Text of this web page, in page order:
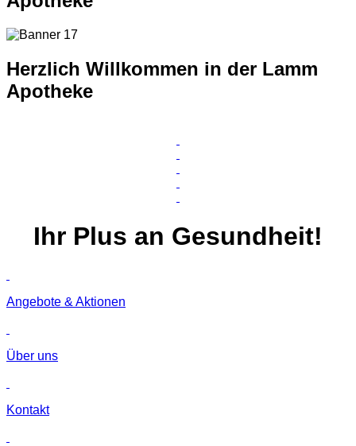
Herzlich Willkommen in der Lamm
Apotheke
Ihr Plus an Gesundheit!
Angebote & Aktionen
Über uns
Kontakt